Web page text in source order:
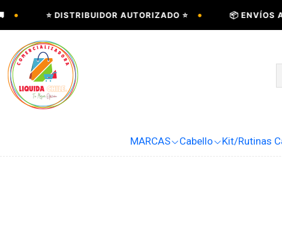
⭐ DISTRIBUIDOR AUTORIZADO ⭐ • 📦 ENVÍOS A
MARCAS Cabello Kit/Rutinas